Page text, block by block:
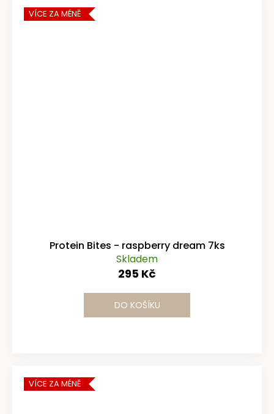
VÍCE ZA MÉNĚ
Protein Bites - raspberry dream 7ks
Skladem
295 Kč
DO KOŠÍKU
VÍCE ZA MÉNĚ